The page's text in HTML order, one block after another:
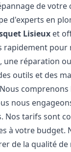
de votre
d'experts en
Lisieux et
rapidement pour
une réparation
outils et des
nous
Nos tarifs sont
à votre budget.
de la qualité